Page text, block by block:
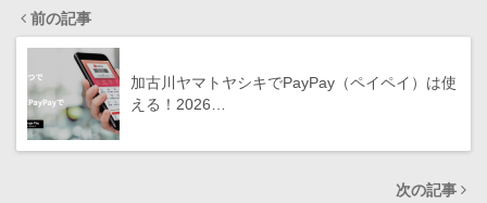
前の記事
加古川ヤマトヤシキでPayPay（ペイペイ）は使
える！2026…
次の記事